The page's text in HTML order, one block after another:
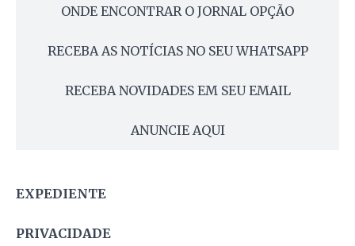
ONDE ENCONTRAR O JORNAL OPÇÃO
RECEBA AS NOTÍCIAS NO SEU WHATSAPP
RECEBA NOVIDADES EM SEU EMAIL
ANUNCIE AQUI
EXPEDIENTE
PRIVACIDADE